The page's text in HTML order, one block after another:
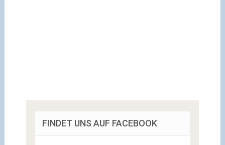
FINDET UNS AUF FACEBOOK